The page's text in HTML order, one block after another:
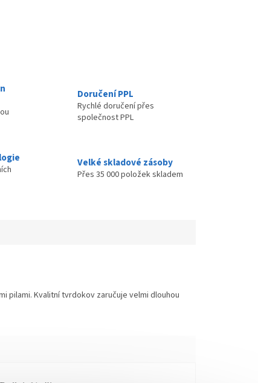
Doručení PPL
Rychlé doručení přes
společnost PPL
Velké skladové zásoby
Přes 35 000 položek skladem
pilami. Kvalitní tvrdokov zaručuje velmi dlouhou